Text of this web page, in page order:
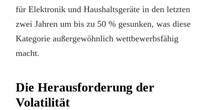
für Elektronik und Haushaltsgeräte in den letzten
zwei Jahren um bis zu 50 % gesunken, was diese
Kategorie außergewöhnlich wettbewerbsfähig
macht.
Die Herausforderung der
Volatilität